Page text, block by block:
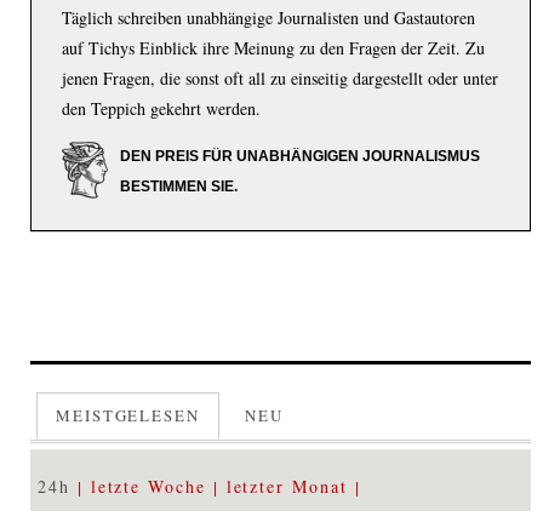
Täglich schreiben unabhängige Journalisten und Gastautoren
auf Tichys Einblick ihre Meinung zu den Fragen der Zeit. Zu
jenen Fragen, die sonst oft all zu einseitig dargestellt oder unter
den Teppich gekehrt werden.
DEN PREIS FÜR UNABHÄNGIGEN JOURNALISMUS
BESTIMMEN SIE.
MEISTGELESEN NEU
24h letzte Woche letzter Monat